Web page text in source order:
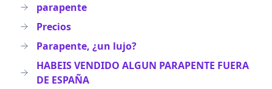
parapente
Precios
Parapente, ¿un lujo?
HABEIS VENDIDO ALGUN PARAPENTE FUERA
DE ESPAÑA